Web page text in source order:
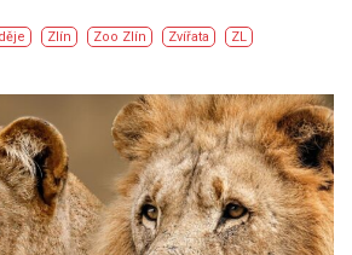
Zlín Zoo Zlín Zvířata ZL